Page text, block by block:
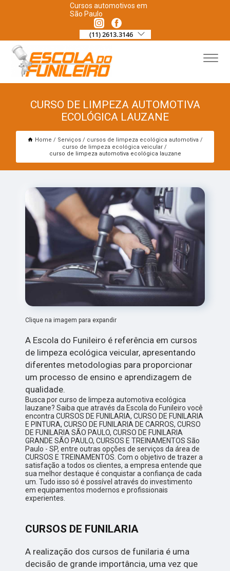
Cursos automotivos em
São Paulo
(11) 2613.3146
CURSO DE LIMPEZA AUTOMOTIVA
ECOLÓGICA LAUZANE
Home Serviços
cursos de limpeza ecológica automotiva
curso de limpeza ecológica veicular
curso de limpeza automotiva ecológica lauzane
Clique na imagem para expandir
A Escola do Funileiro é referência em cursos
de limpeza ecológica veicular, apresentando
diferentes metodologias para proporcionar
um processo de ensino e aprendizagem de
qualidade.
Busca por curso de limpeza automotiva ecológica
lauzane? Saiba que através da Escola do Funileiro você
encontra CURSOS DE FUNILARIA, CURSO DE FUNILARIA
E PINTURA, CURSO DE FUNILARIA DE CARROS, CURSO
DE FUNILARIA SÃO PAULO, CURSO DE FUNILARIA
GRANDE SÃO PAULO, CURSOS E TREINAMENTOS São
Paulo - SP, entre outras opções de serviços da área de
CURSOS E TREINAMENTOS. Com o objetivo de trazer a
satisfação a todos os clientes, a empresa entende que
sua melhor destaque é conquistar a confiança de cada
um. Tudo isso só é possível através do investimento
em equipamentos modernos e profissionais
experientes.
CURSOS DE FUNILARIA
A realização dos cursos de funilaria é uma
decisão de grande importância, uma vez que